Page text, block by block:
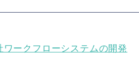
ークフローシステムの開発